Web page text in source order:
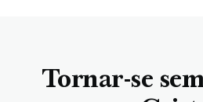
Tornar-se